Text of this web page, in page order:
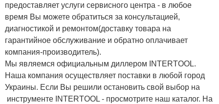
предоставляет услуги сервисного центра - в любое
время Вы можете обратиться за консультацией,
диагностикой и ремонтом(доставку товара на
гарантийное обслуживание и обратно оплачивает
компания-производитель).
Мы являемся официальным диллером INTERTOOL.
Наша компания осуществляет поставки в любой город
Украины. Если Вы решили остановить свой выбор на
инструменте INTERTOOL - просмотрите наш каталог. На